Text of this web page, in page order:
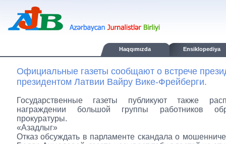
Haqqımızda Ensiklopediya
Официальные газеты сообщают о встрече
президентом Латвии Вайру Вике-Фрейберги.
Государственные газеты публикуют также
награждении большой группы работников
прокуратуры.
«Азадлыг»
Отказ обсуждать в парламенте скандала о